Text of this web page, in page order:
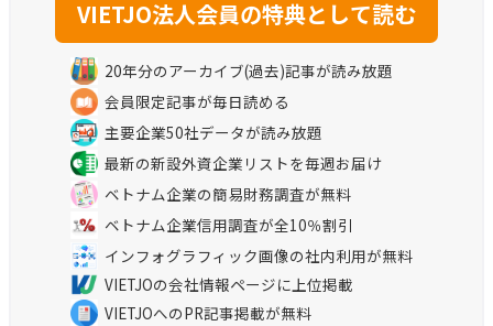
20年分のアーカイブ(過去)記事が読み放題
会員限定記事が毎日読める
主要企業50社データが読み放題
最新の新設外資企業リストを毎週お届け
ベトナム企業の簡易財務調査が無料
ベトナム企業信用調査が全10％割引
インフォグラフィック画像の社内利用が無料
VIETJOの会社情報ページに上位掲載
VIETJOへのPR記事掲載が無料